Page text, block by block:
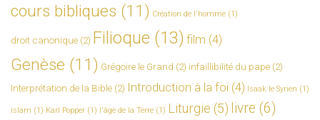
cours bibliques (11) Création de l'homme (1)
droit canonique (2) Filioque (13) film (4)
Genèse (11) Grégoire le Grand (2) infaillibilité du pape (2)
Interprétation de la Bible (2) Introduction à la foi (4) Isaak le Syrien (1)
islam (1) Karl Popper (1) l'âge de la Terre (1) Liturgie (5) livre (6)